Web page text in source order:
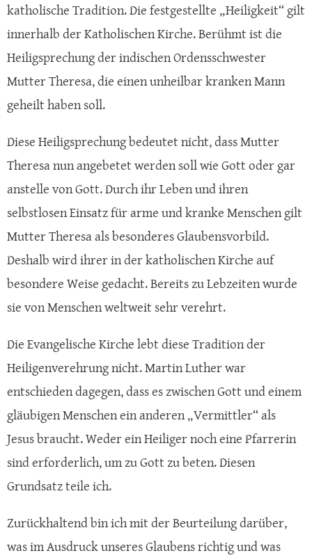
katholische Tradition. Die festgestellte „Heiligkeit“ gilt
innerhalb der Katholischen Kirche. Berühmt ist die
Heiligsprechung der indischen Ordensschwester
Mutter Theresa, die einen unheilbar kranken Mann
geheilt haben soll.
Diese Heiligsprechung bedeutet nicht, dass Mutter
Theresa nun angebetet werden soll wie Gott oder gar
anstelle von Gott. Durch ihr Leben und ihren
selbstlosen Einsatz für arme und kranke Menschen gilt
Mutter Theresa als besonderes Glaubensvorbild.
Deshalb wird ihrer in der katholischen Kirche auf
besondere Weise gedacht. Bereits zu Lebzeiten wurde
sie von Menschen weltweit sehr verehrt.
Die Evangelische Kirche lebt diese Tradition der
Heiligenverehrung nicht. Martin Luther war
entschieden dagegen, dass es zwischen Gott und einem
gläubigen Menschen ein anderen „Vermittler“ als
Jesus braucht. Weder ein Heiliger noch eine Pfarrerin
sind erforderlich, um zu Gott zu beten. Diesen
Grundsatz teile ich.
Zurückhaltend bin ich mit der Beurteilung darüber,
was im Ausdruck unseres Glaubens richtig und was